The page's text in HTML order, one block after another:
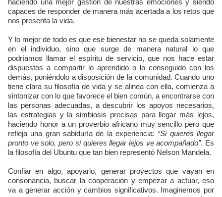
capaces de responder de manera más acertada a los retos que
nos presenta la vida.
Y lo mejor de todo es que ese bienestar no se queda solamente
en el individuo, sino que surge de manera natural lo que
podríamos llamar el espíritu de servicio, que nos hace estar
dispuestos a compartir lo aprendido o lo conseguido con los
demás, poniéndolo a disposición de la comunidad. Cuando uno
tiene clara su filosofía de vida y se alinea con ella, comienza a
sintonizar con lo que favorece el bien común, a encontrarse con
las personas adecuadas, a descubrir los apoyos necesarios,
las estrategias y la simbiosis precisas para llegar más lejos,
haciendo honor a un proverbio africano muy sencillo pero que
refleja una gran sabiduría de la experiencia: “Si quieres llegar
pronto ve solo, pero si quieres llegar lejos ve acompañado”. Es
la filosofía del Ubuntu que tan bien representó Nelson Mandela.
Confiar en algo, apoyarlo, generar proyectos que vayan en
consonancia, buscar la cooperación y empezar a actuar, eso
va a generar acción y cambios significativos. Imaginemos por